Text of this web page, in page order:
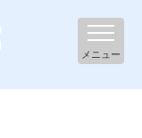
メニュー